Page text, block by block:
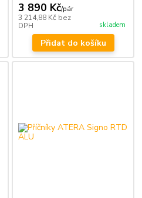
3 890 Kč/pár
3 214,88 Kč bez
DPH
skladem
Přidat do košíku